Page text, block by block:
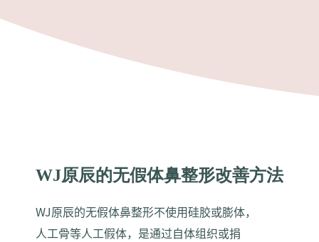
WJ原辰的无假体鼻整形改善方法
WJ原辰的无假体鼻整形不使用硅胶或膨体，
人工骨等人工假体，是通过自体组织或捐